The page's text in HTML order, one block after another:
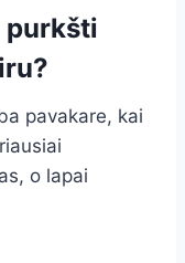
purkšti
pavakare, kai
o lapai